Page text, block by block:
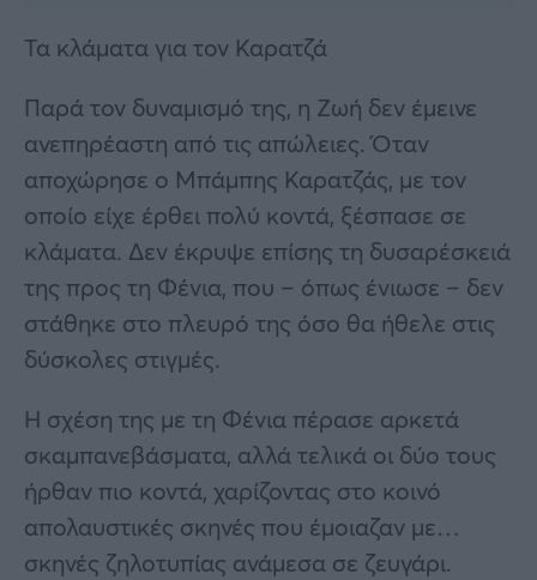
Τα κλάματα για τον Καρατζά
Παρά τον δυναμισμό της, η Ζωή δεν έμεινε
ανεπηρέαστη από τις απώλειες. Όταν
αποχώρησε ο Μπάμπης Καρατζάς, με τον
οποίο είχε έρθει πολύ κοντά, ξέσπασε σε
κλάματα. Δεν έκρυψε επίσης τη δυσαρέσκειά
της προς τη Φένια, που – όπως ένιωσε – δεν
στάθηκε στο πλευρό της όσο θα ήθελε στις
δύσκολες στιγμές.
Η σχέση της με τη Φένια πέρασε αρκετά
σκαμπανεβάσματα, αλλά τελικά οι δύο τους
ήρθαν πιο κοντά, χαρίζοντας στο κοινό
απολαυστικές σκηνές που έμοιαζαν με…
σκηνές ζηλοτυπίας ανάμεσα σε ζευγάρι.